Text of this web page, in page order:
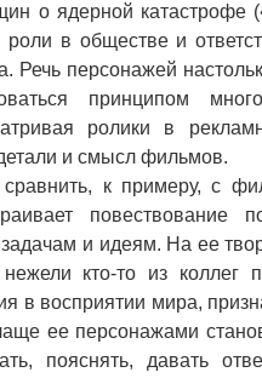
о ядерной
роли в обществе и
Речь персонажей
принципом
ролики в
и смысл фильмов.
к примеру, с
повествование
задачам и идеям. На ее
кто-то из коллег
в восприятии мира,
ее персонажами
пояснять, давать